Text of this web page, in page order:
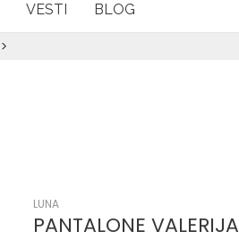
VESTI BLOG
>
LUNA
PANTALONE VALERIJA